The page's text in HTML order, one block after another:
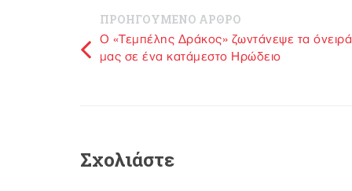
ΠΡΟΗΓΟΥΜΕΝΟ ΑΡΘΡΟ
Ο «Τεμπέλης Δράκος» ζωντάνεψε τα όνειρά
μας σε ένα κατάμεστο Ηρώδειο
Σχολιάστε